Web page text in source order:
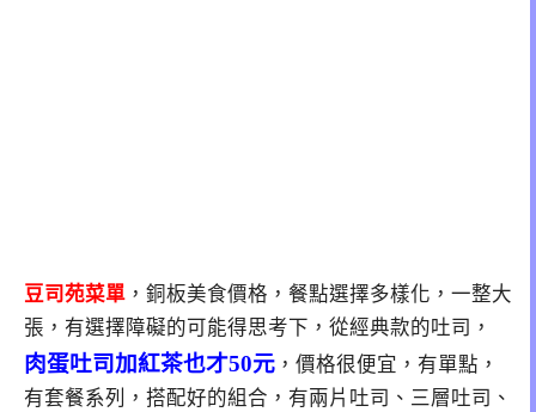
豆司苑菜單 ，銅板美食價格，餐點選擇多樣化，一整大
張，有選擇障礙的可能得思考下，從經典款的吐司，
肉蛋吐司加紅茶也才50元 ，價格很便宜，有單點，
有套餐系列，搭配好的組合，有兩片吐司、三層吐司、